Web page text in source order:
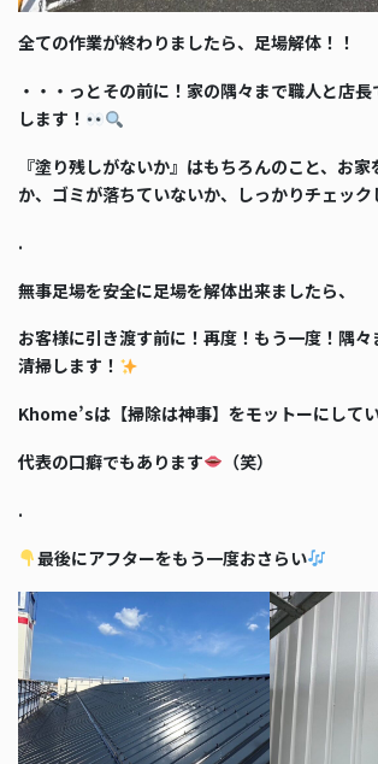
全ての作業が終わりましたら、足場解体！！
・・・っとその前に！家の隅々まで職人と店
します！
『塗り残しがないか』はもちろんのこと、お
か、ゴミが落ちていないか、しっかりチェック
.
無事足場を安全に足場を解体出来ましたら、
お客様に引き渡す前に！再度！もう一度！隅
清掃します！
Khome’sは【掃除は神事】をモットーにして
代表の口癖でもあります
（笑）
.
最後にアフターをもう一度おさらい